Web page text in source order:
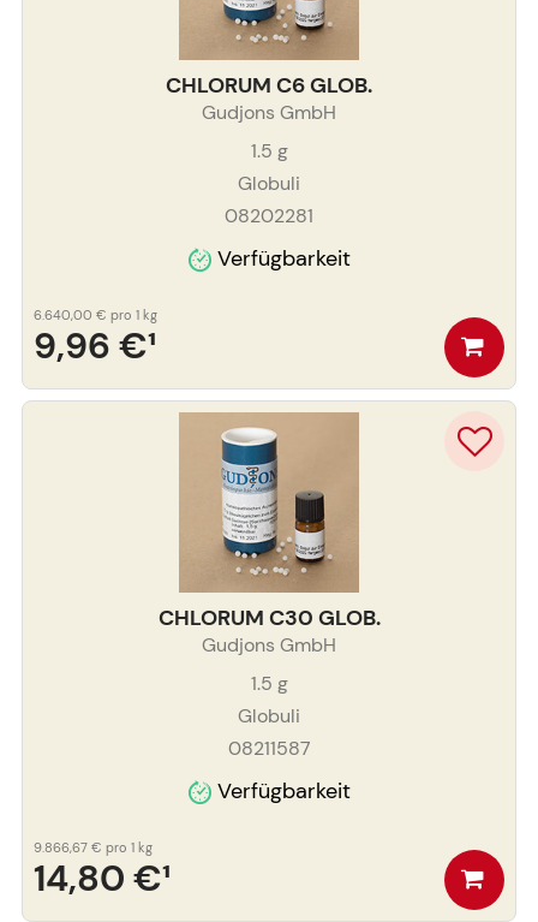
CHLORUM C6 GLOB.
Gudjons GmbH
1.5 g
Globuli
08202281
Verfügbarkeit
9,96 €¹
6.640,00 € pro 1 kg
CHLORUM C30 GLOB.
Gudjons GmbH
1.5 g
Globuli
08211587
Verfügbarkeit
14,80 €¹
9.866,67 € pro 1 kg